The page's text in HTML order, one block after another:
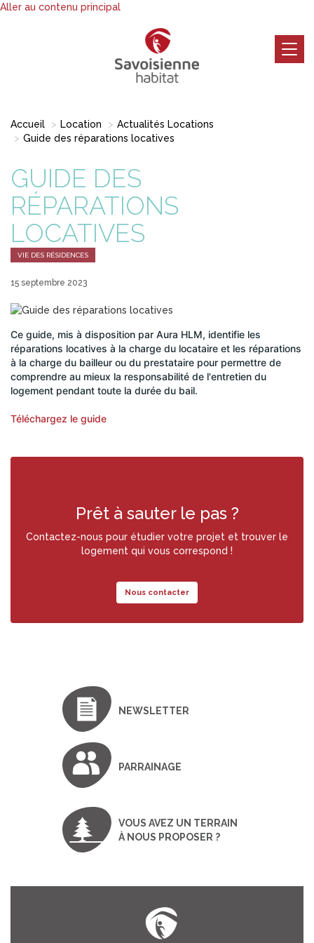
Aller au contenu principal
Accueil Location
Actualités Locations
Guide des réparations locatives
GUIDE DES
RÉPARATIONS
LOCATIVES
VIE DES RÉSIDENCES
15 septembre 2023
Ce guide, mis à disposition par Aura HLM, identifie les
réparations locatives à la charge du locataire et les réparations
à la charge du bailleur ou du prestataire pour permettre de
comprendre au mieux la responsabilité de l'entretien du
logement pendant toute la durée du bail.
Téléchargez le guide
Prêt à sauter le pas ?
Contactez-nous pour étudier votre projet et trouver le
logement qui vous correspond !
Nous contacter
NEWSLETTER
PARRAINAGE
VOUS AVEZ UN TERRAIN
À NOUS PROPOSER ?